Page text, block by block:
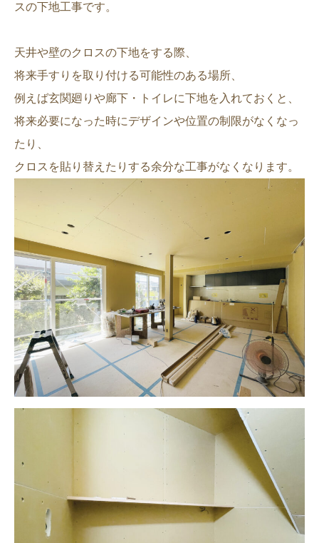
スの下地工事です。
天井や壁のクロスの下地をする際、
将来手すりを取り付ける可能性のある場所、
例えば玄関廻りや廊下・トイレに下地を入れておくと、
将来必要になった時にデザインや位置の制限がなくなっ
たり、
クロスを貼り替えたりする余分な工事がなくなります。